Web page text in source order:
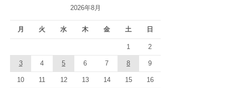
2026年8月
月 火 水 木 金 土 日
1 2
3 4 5 6 7 8 9
10 11 12 13 14 15 16